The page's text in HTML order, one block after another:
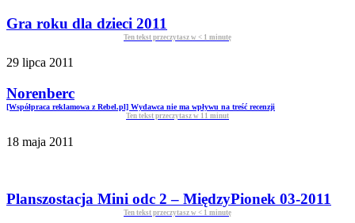
Gra roku dla dzieci 2011
Ten tekst przeczytasz w < 1 minutę
29 lipca 2011
Norenberc
[Współpraca reklamowa z Rebel.pl] Wydawca nie ma wpływu na treść recenzji
Ten tekst przeczytasz w 11 minut
18 maja 2011
Planszostacja Mini odc 2 – MiędzyPionek 03-2011
Ten tekst przeczytasz w < 1 minutę